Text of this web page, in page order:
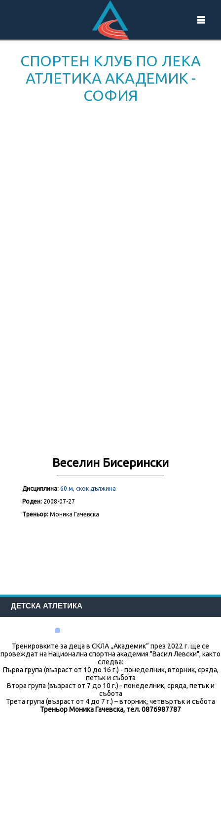
СПОРТЕН КЛУБ ПО ЛЕКА
АТЛЕТИКА АКАДЕМИК -
СОФИЯ
Веселин Бисерински
Дисциплина: 60 м, скок дължина
Роден: 2008-07-27
Треньор: Моника Гачевска
ДЕТСКА АТЛЕТИКА
Тренировките за деца в СКЛА „Академик“ през 2022 г. ще се
провеждат на Национална спортна академия "Васил Левски", както
следва:
Първа група (възраст от 10 до 16 г.) - понеделник, вторник, сряда,
петък и събота
Втора група (възраст от 7 до 10 г.) - понеделник, сряда, петък и
събота
Трета група (възраст от 4 до 7 г.) – вторник, четвъртък и събота
Треньор Моника Гачевска, тел. 0876987787